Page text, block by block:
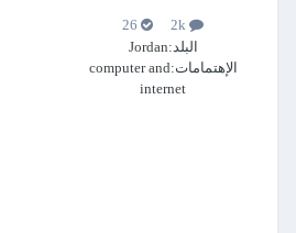
البلد:Jordan
الإهتمامات:computer and
internet